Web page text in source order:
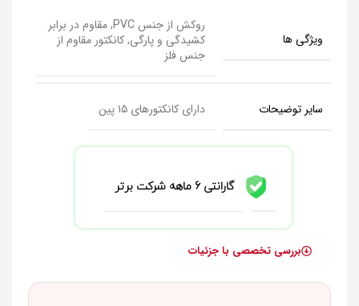
ویژگی ها
روکش از جنس PVC, مقاوم در برابر
کشیدگی و پارگی, کانکتور مقاوم از
جنس فلز
سایر توضیحات دارای کانکتورهای ۱۵ پین
گارانتی 6 ماهه شرکت برتر
بررسی تخصصی با جزئیات